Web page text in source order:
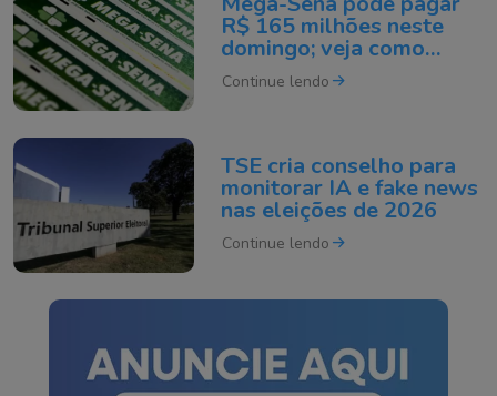
R$ 165 milhões neste
domingo; veja como
apostar
Continue lendo
TSE cria conselho para
monitorar IA e fake news
nas eleições de 2026
Continue lendo